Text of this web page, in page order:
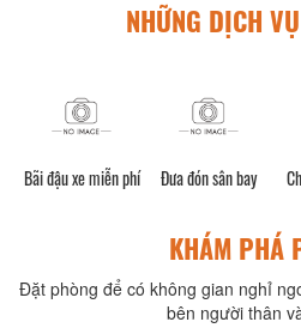
NHỮNG DỊCH
Bãi đậu xe miễn phí Đưa đón sân bay
KHÁM PHÁ
Đặt phòng để có không gian nghỉ
bên người thân